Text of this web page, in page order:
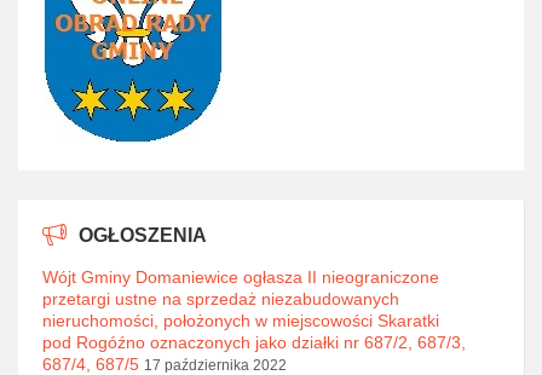
OGŁOSZENIA
Wójt Gminy Domaniewice ogłasza II nieograniczone
przetargi ustne na sprzedaż niezabudowanych
nieruchomości, położonych w miejscowości Skaratki
pod Rogóźno oznaczonych jako działki nr 687/2, 687/3,
687/4, 687/5 17 października 2022